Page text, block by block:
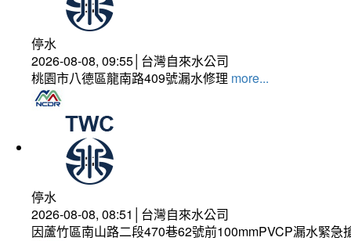
停水
2026-08-08, 09:55│台灣自來水公司
桃園市八德區龍南路409號漏水修理 more...
停水
2026-08-08, 08:51│台灣自來水公司
因蘆竹區南山路二段470巷62號前100mmPVCP漏水緊急